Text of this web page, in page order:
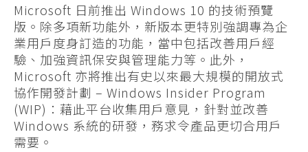
Microsoft 日前推出 Windows 10 的技術預覽
版。除多項新功能外，新版本更特別強調專為企
業用戶度身訂造的功能，當中包括改善用戶經
驗、加強資訊保安與管理能力等。此外，
Microsoft 亦將推出有史以來最大規模的開放式
協作開發計劃 – Windows Insider Program
(WIP)：藉此平台收集用戶意見，針對並改善
Windows 系統的研發，務求令產品更切合用戶
需要。